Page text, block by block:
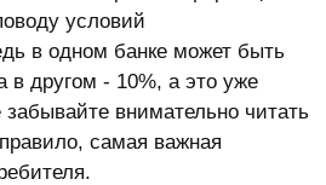
условий
в одном банке может быть
в другом - 10%, а это уже
внимательно читать
самая важная